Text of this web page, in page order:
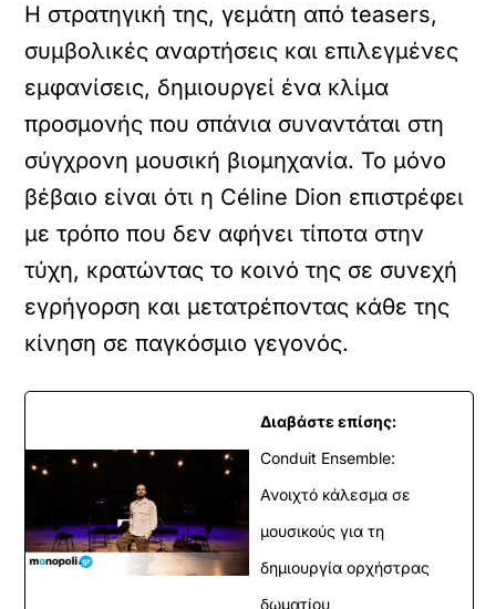
Η στρατηγική της, γεμάτη από teasers,
συμβολικές αναρτήσεις και επιλεγμένες
εμφανίσεις, δημιουργεί ένα κλίμα
προσμονής που σπάνια συναντάται στη
σύγχρονη μουσική βιομηχανία. Το μόνο
βέβαιο είναι ότι η Céline Dion επιστρέφει
με τρόπο που δεν αφήνει τίποτα στην
τύχη, κρατώντας το κοινό της σε συνεχή
εγρήγορση και μετατρέποντας κάθε της
κίνηση σε παγκόσμιο γεγονός.
Διαβάστε επίσης:
Conduit Ensemble:
Ανοιχτό κάλεσμα σε
μουσικούς για τη
δημιουργία ορχήστρας
δωματίου